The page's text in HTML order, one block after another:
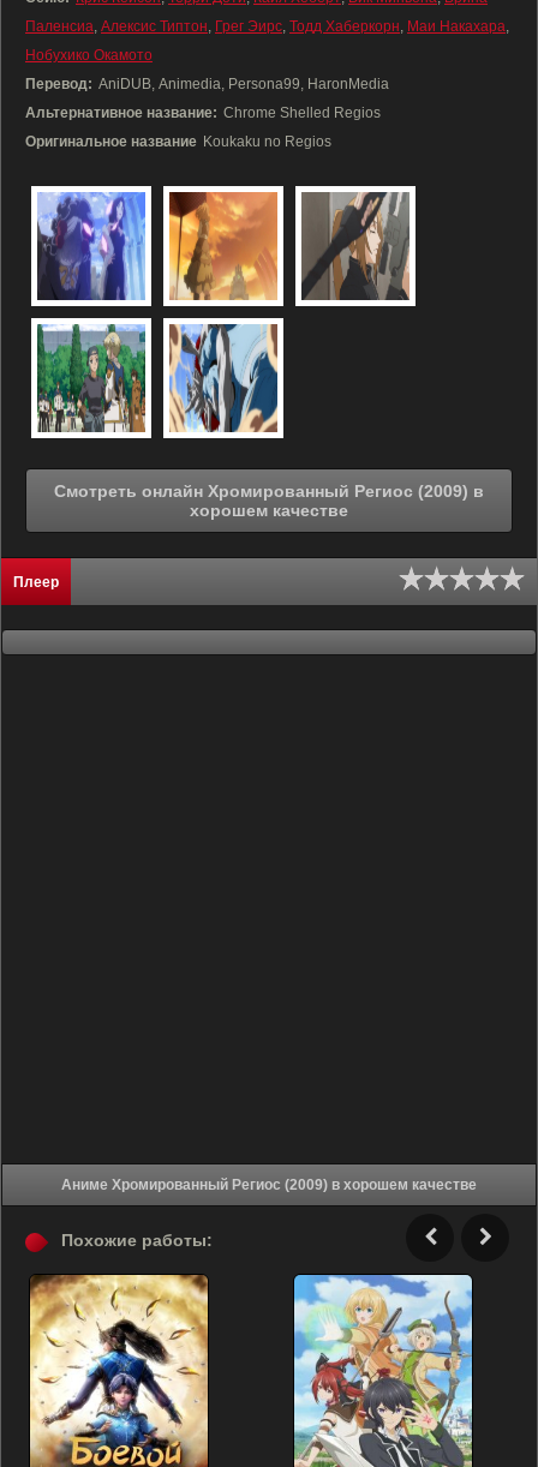
Паленсиа, Алексис Типтон, Грег Эирс, Тодд Хаберкорн, Маи Накахара,
Нобухико Окамото
Перевод: AniDUB, Animedia, Persona99, HaronMedia
Альтернативное название: Chrome Shelled Regios
Оригинальное название Koukaku no Regios
Смотреть онлайн Хромированный Региос (2009) в
хорошем качестве
Плеер
Аниме Хромированный Региос (2009) в хорошем качестве
Похожие работы: